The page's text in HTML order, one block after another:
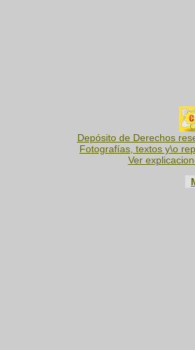
Depósito de Derechos
Fotografías, textos y\o
Ver